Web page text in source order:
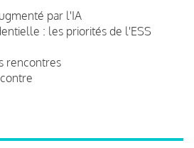
par l'IA
: les priorités de l'ESS
rencontres